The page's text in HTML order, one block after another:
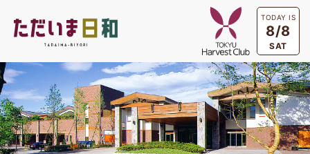
TODAY IS
8/8
SAT